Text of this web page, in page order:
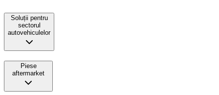
Soluții pentru
sectorul
autovehiculelor
Piese
aftermarket